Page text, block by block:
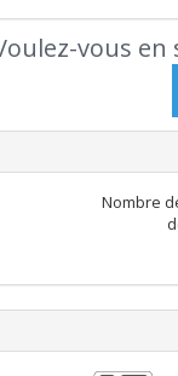
vous en
Nombre